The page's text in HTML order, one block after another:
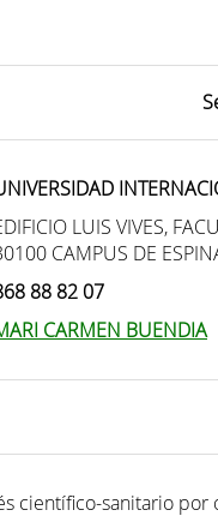
LUIS VIVES,
CAMPUS DE
88 82 07
CARMEN BUENDIA
científico-sanitario